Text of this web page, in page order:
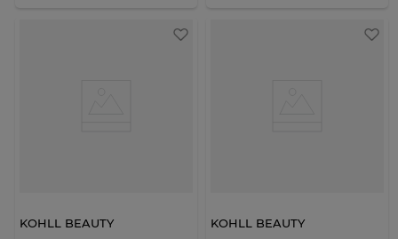
KOHLL BEAUTY KOHLL BEAUTY